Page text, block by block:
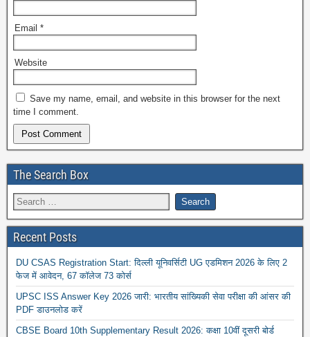
Email *
Website
Save my name, email, and website in this browser for the next
time I comment.
The Search Box
Recent Posts
DU CSAS Registration Start: दिल्ली यूनिवर्सिटी UG एडमिशन 2026 के लिए 2
फेज में आवेदन, 67 कॉलेज 73 कोर्स
UPSC ISS Answer Key 2026 जारी: भारतीय सांख्यिकी सेवा परीक्षा की आंसर की
PDF डाउनलोड करें
CBSE Board 10th Supplementary Result 2026: कक्षा 10वीं दूसरी बोर्ड